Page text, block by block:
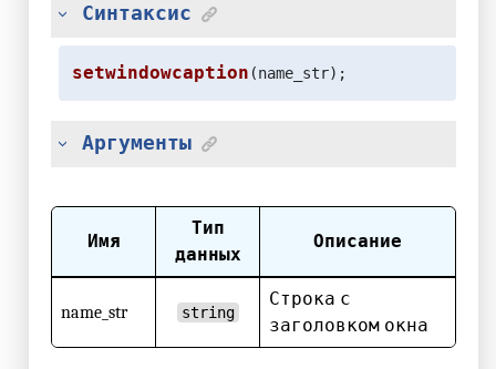
Синтаксис
setwindowcaption (name_str);
Аргументы
Имя
Тип
данных
Описание
name_str string
Строка с
заголовком окна